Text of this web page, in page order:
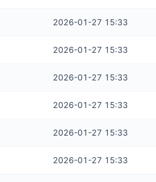
2026-01-27 15:33
2026-01-27 15:33
2026-01-27 15:33
2026-01-27 15:33
2026-01-27 15:33
2026-01-27 15:33